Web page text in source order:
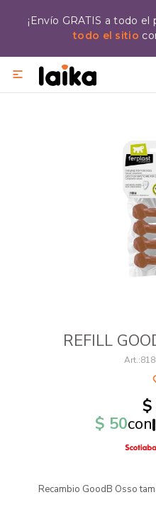
¡Envío GRATIS a todo el
todo el sitio

REFILL
$
$ 50con
Recambio GoodB Osso